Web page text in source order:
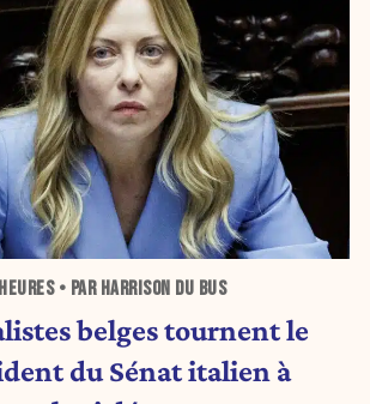
• PAR HARRISON DU BUS
belges tournent le
du Sénat italien à